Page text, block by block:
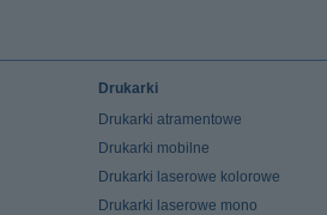
Drukarki
Drukarki atramentowe
Drukarki mobilne
Drukarki laserowe kolorowe
Drukarki laserowe mono